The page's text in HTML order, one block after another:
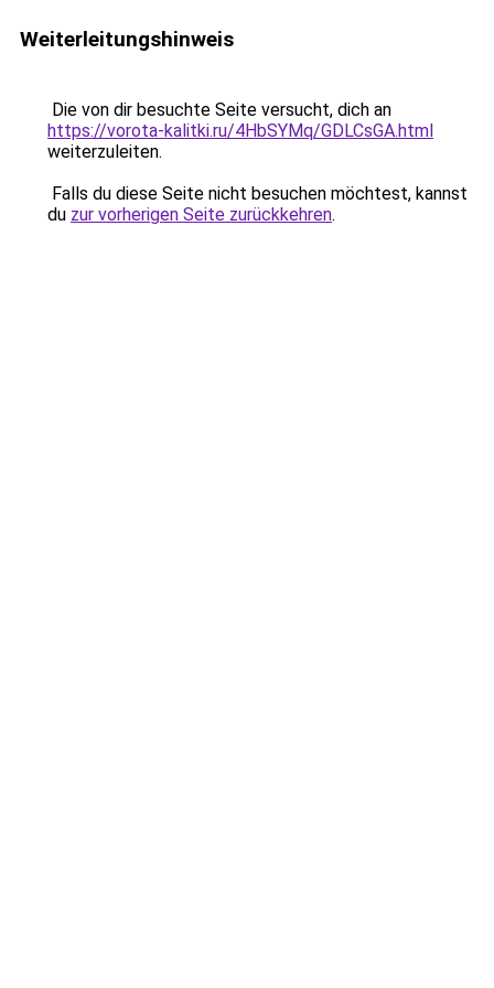
Weiterleitungshinweis
Die von dir besuchte Seite versucht, dich an
https://vorota-kalitki.ru/4HbSYMq/GDLCsGA.html
weiterzuleiten.
Falls du diese Seite nicht besuchen möchtest, kannst
du zur vorherigen Seite zurückkehren.